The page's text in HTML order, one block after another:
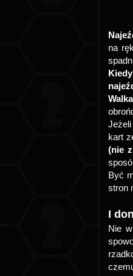
na
kart
(nie
Być
stron
I
Nie